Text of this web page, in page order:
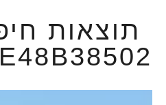
תוצאות